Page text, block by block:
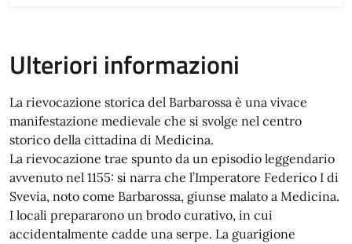
Ulteriori informazioni
La rievocazione storica del Barbarossa è una vivace
manifestazione medievale che si svolge nel centro
storico della cittadina di Medicina.
La rievocazione trae spunto da un episodio leggendario
avvenuto nel 1155: si narra che l’Imperatore Federico I di
Svevia, noto come Barbarossa, giunse malato a Medicina.
I locali prepararono un brodo curativo, in cui
accidentalmente cadde una serpe. La guarigione